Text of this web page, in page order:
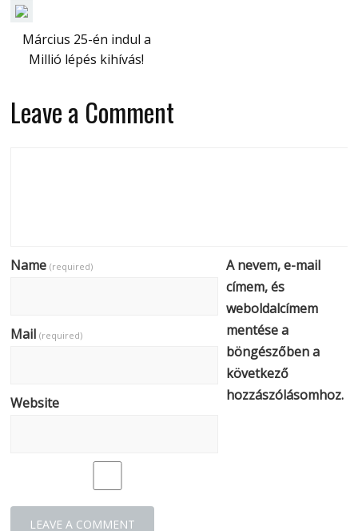
Március 25-én indul a
Millió lépés kihívás!
Leave a Comment
Name(required)
Mail(required)
Website
A nevem, e-mail
címem, és
weboldalcímem
mentése a
böngészőben a
következő
hozzászólásomhoz.